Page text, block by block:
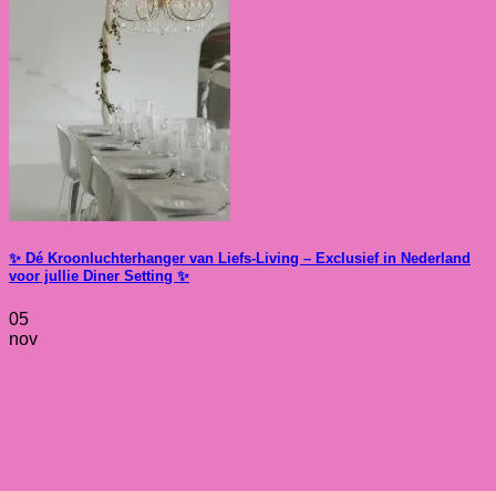
✨ Dé Kroonluchterhanger van Liefs-Living – Exclusief in Nederland
voor jullie Diner Setting ✨
05
nov